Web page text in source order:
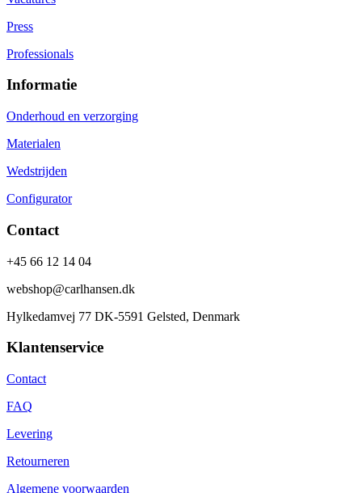
Press
Professionals
Informatie
Onderhoud en verzorging
Materialen
Wedstrijden
Configurator
Contact
+45 66 12 14 04
webshop@carlhansen.dk
Hylkedamvej 77 DK-5591 Gelsted, Denmark
Klantenservice
Contact
FAQ
Levering
Retourneren
Algemene voorwaarden